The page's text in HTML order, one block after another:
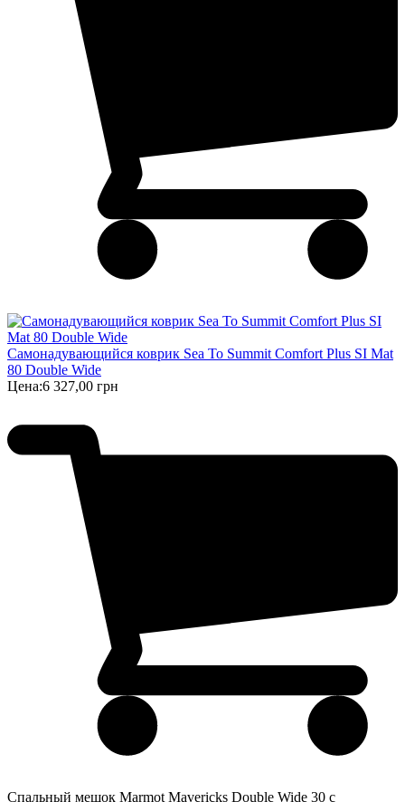
Самонадувающийся коврик Sea To Summit Comfort Plus SI Mat
80 Double Wide
Цена:6 327,00 грн
Спальный мешок Marmot Mavericks Double Wide 30 с